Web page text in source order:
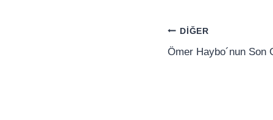
Yazı
gezinmesi
DIĞER
Ömer Haybo´nun Son